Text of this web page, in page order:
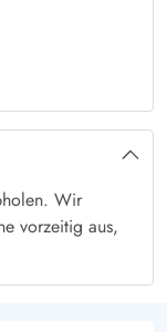
Wir
vorzeitig aus,